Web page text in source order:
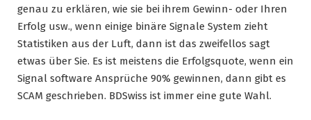
genau zu erklären, wie sie bei ihrem Gewinn- oder Ihren
Erfolg usw., wenn einige binäre Signale System zieht
Statistiken aus der Luft, dann ist das zweifellos sagt
etwas über Sie. Es ist meistens die Erfolgsquote, wenn ein
Signal software Ansprüche 90% gewinnen, dann gibt es
SCAM geschrieben. BDSwiss ist immer eine gute Wahl.